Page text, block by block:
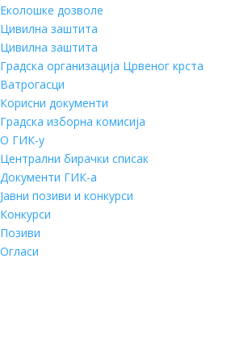
Еколошке дозволе
Цивилна заштита
Цивилна заштита
Градска организација Црвеног крста
Ватрогасци
Корисни документи
Градска изборна комисија
О ГИК-у
Централни бирачки списак
Документи ГИК-а
Јавни позиви и конкурси
Конкурси
Позиви
Огласи